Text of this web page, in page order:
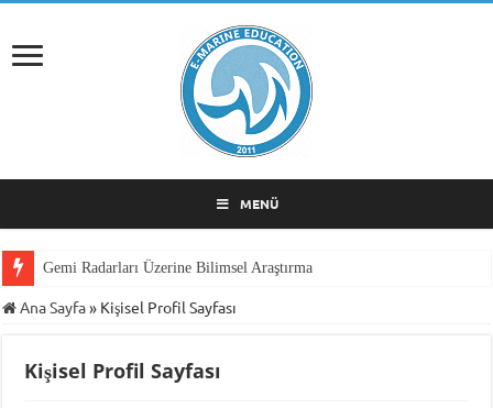
MENÜ
Gemi Radarları Üzerine Bilimsel Araştırma
Ana Sayfa» Kişisel Profil Sayfası
Kişisel Profil Sayfası